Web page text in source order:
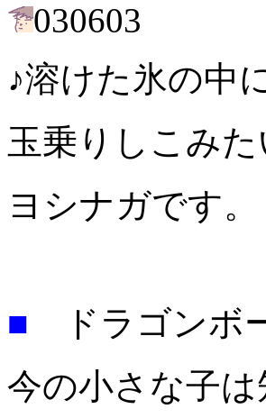
030603
♪溶けた氷の中
玉乗りしこみ
ヨシナガです。
■ ドラゴンボ
今の小さな子